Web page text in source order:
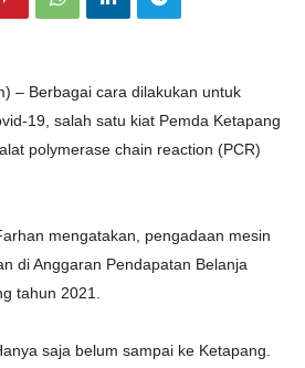
– Berbagai cara dilakukan untuk
19, salah satu kiat Pemda Ketapang
polymerase chain reaction (PCR)
mengatakan, pengadaan mesin
di Anggaran Pendapatan Belanja
tahun 2021.
saja belum sampai ke Ketapang.